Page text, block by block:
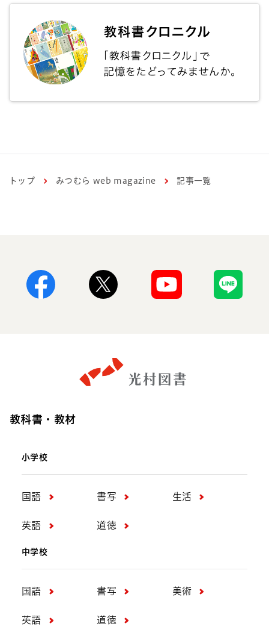
トップ みつむら web magazine 記事一覧
教科書・教材
小学校
国語 書写 生活
英語 道徳
中学校
国語 書写 美術
英語 道徳